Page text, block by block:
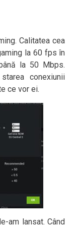
Calitatea cea
la 60 fps în
la 50 Mbps.
conexiunii
ce vor ei.
am lansat. Când